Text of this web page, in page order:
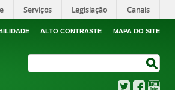
Serviços Legislação Canais
ALTO CONTRASTE MAPA DO SITE
TwitterFacebook